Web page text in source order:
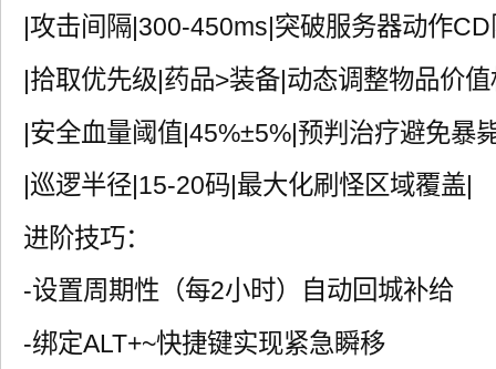
|攻击间隔|300-450ms|突破服务器动作
|拾取优先级|药品>装备|动态调整物品价
|安全血量阈值|45%±5%|预判治疗避免暴
|巡逻半径|15-20码|最大化刷怪区域覆盖|
进阶技巧：
-设置周期性（每2小时）自动回城补给
-绑定ALT+~快捷键实现紧急瞬移